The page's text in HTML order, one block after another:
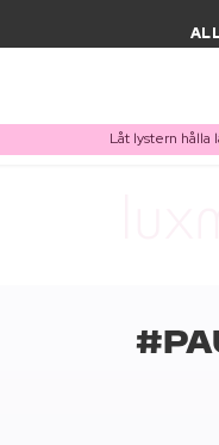
Låt lystern hålla